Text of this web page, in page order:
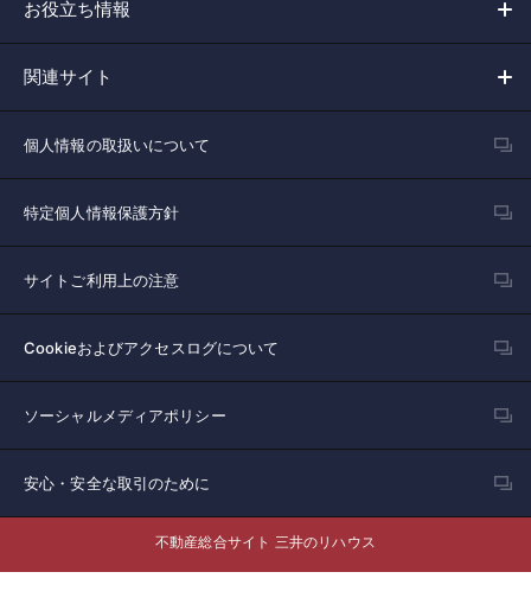
お役立ち情報
関連サイト
個人情報の取扱いについて
特定個人情報保護方針
サイトご利用上の注意
Cookieおよびアクセスログについて
ソーシャルメディアポリシー
安心・安全な取引のために
不動産総合サイト 三井のリハウス